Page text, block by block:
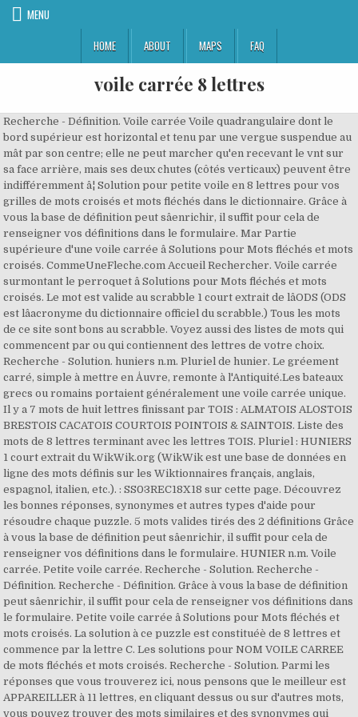
MENU
HOME
ABOUT MAPS FAQ
voile carrée 8 lettres
Recherche - Définition. Voile carrée Voile quadrangulaire dont le
bord supérieur est horizontal et tenu par une vergue suspendue au
mât par son centre; elle ne peut marcher qu'en recevant le vnt sur
sa face arrière, mais ses deux chutes (côtés verticaux) peuvent être
indifféremment â¦ Solution pour petite voile en 8 lettres pour vos
grilles de mots croisés et mots fléchés dans le dictionnaire. Grâce à
vous la base de définition peut sâenrichir, il suffit pour cela de
renseigner vos définitions dans le formulaire. Mar Partie
supérieure d'une voile carrée â Solutions pour Mots fléchés et mots
croisés. CommeUneFleche.com Accueil Rechercher. Voile carrée
surmontant le perroquet â Solutions pour Mots fléchés et mots
croisés. Le mot est valide au scrabble 1 court extrait de lâODS (ODS
est lâacronyme du dictionnaire officiel du scrabble.) Tous les mots
de ce site sont bons au scrabble. Voyez aussi des listes de mots qui
commencent par ou qui contiennent des lettres de votre choix.
Recherche - Solution. huniers n.m. Pluriel de hunier. Le gréement
carré, simple à mettre en Åuvre, remonte à l'Antiquité.Les bateaux
grecs ou romains portaient généralement une voile carrée unique.
Il y a 7 mots de huit lettres finissant par TOIS : ALMATOIS ALOSTOIS
BRESTOIS CACATOIS COURTOIS POINTOIS & SAINTOIS. Liste des
mots de 8 lettres terminant avec les lettres TOIS. Pluriel : HUNIERS
1 court extrait du WikWik.org (WikWik est une base de données en
ligne des mots définis sur les Wiktionnaires français, anglais,
espagnol, italien, etc.). : SS03REC18X18 sur cette page. Découvrez
les bonnes réponses, synonymes et autres types d'aide pour
résoudre chaque puzzle. 5 mots valides tirés des 2 définitions Grâce
à vous la base de définition peut sâenrichir, il suffit pour cela de
renseigner vos définitions dans le formulaire. HUNIER n.m. Voile
carrée. Petite voile carrée. Recherche - Solution. Recherche -
Définition. Recherche - Définition. Grâce à vous la base de définition
peut sâenrichir, il suffit pour cela de renseigner vos définitions dans
le formulaire. Petite voile carrée â Solutions pour Mots fléchés et
mots croisés. La solution à ce puzzle est constituéè de 8 lettres et
commence par la lettre C. Les solutions pour NOM VOILE CARREE
de mots fléchés et mots croisés. Recherche - Solution. Parmi les
réponses que vous trouverez ici, nous pensons que le meilleur est
APPAREILLER à 11 lettres, en cliquant dessus ou sur d'autres mots,
vous pouvez trouver des mots similaires et des synonymes qui